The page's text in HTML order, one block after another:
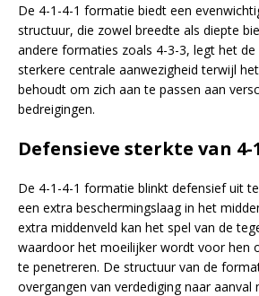
De 4-1-4-1 formatie biedt een
structuur, die zowel breedte als diepte
andere formaties zoals 4-3-3, legt het de
sterkere centrale aanwezigheid terwijl
behoudt om zich aan te passen aan
bedreigingen.
Defensieve sterkte van 4-
De 4-1-4-1 formatie blinkt defensief uit
een extra beschermingslaag in het
extra middenveld kan het spel van de
waardoor het moeilijker wordt voor hen
te penetreren. De structuur van de
overgangen van verdediging naar aanval